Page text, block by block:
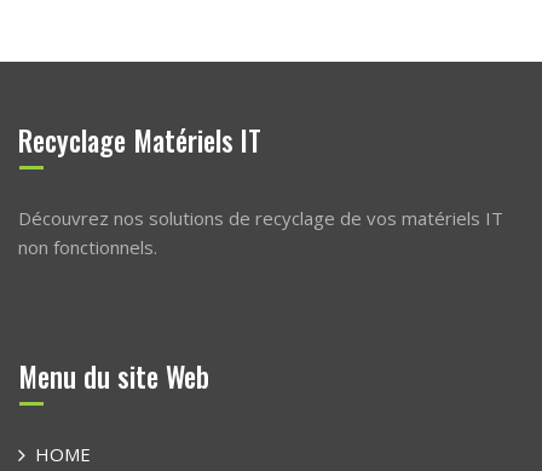
Recyclage Matériels IT
Découvrez nos solutions de recyclage de vos matériels IT
non fonctionnels.
Menu du site Web
HOME